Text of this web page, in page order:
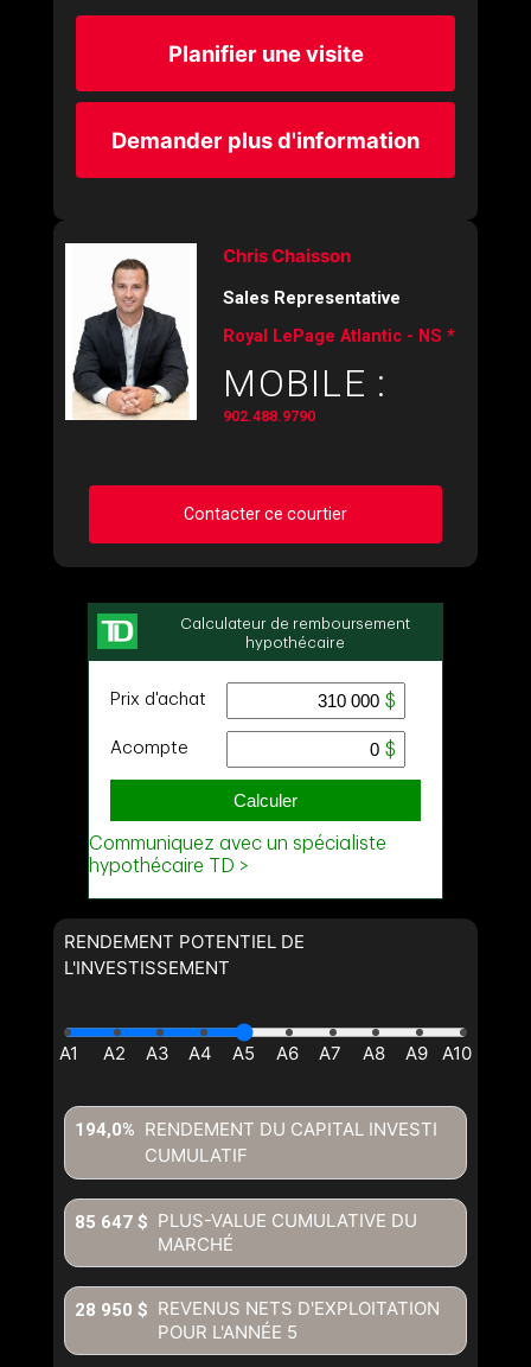
Planifier une visite
Demander plus d'information
Chris Chaisson
Sales Representative
Royal LePage Atlantic - NS *
MOBILE :
902.488.9790
Contacter ce courtier
Demander des infos sur cette inscription
Prénom
Téléphone
Message
En cliquant sur le bouton « soumettre », vous consentez à nos
communiquer avec vous.
RENDEMENT POTENTIEL DE
L'INVESTISSEMENT
RENDEMENT DU CAPITAL INVESTI
CUMULATIF
194,0%
PLUS-VALUE CUMULATIVE DU
MARCHÉ
85 647 $
REVENUS NETS D'EXPLOITATION
POUR L'ANNÉE 5
28 950 $